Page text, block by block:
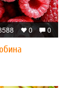
0
0